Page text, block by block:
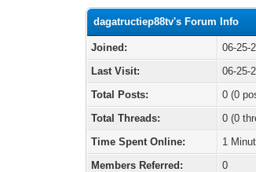
dagatructiep88tv's Forum Info
Joined:
06-25-
Last Visit:
06-25-
Total Posts:
0 (0
Total Threads:
0 (0
Time Spent Online:
1
Members Referred:
0